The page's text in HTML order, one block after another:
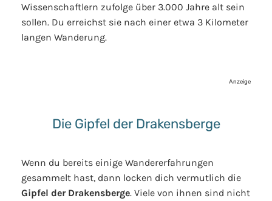
Wissenschaftlern zufolge über 3.000 Jahre alt sein
sollen. Du erreichst sie nach einer etwa 3 Kilometer
langen Wanderung.
Anzeige
Die Gipfel der Drakensberge
Wenn du bereits einige Wandererfahrungen
gesammelt hast, dann locken dich vermutlich die
Gipfel der Drakensberge. Viele von ihnen sind nicht